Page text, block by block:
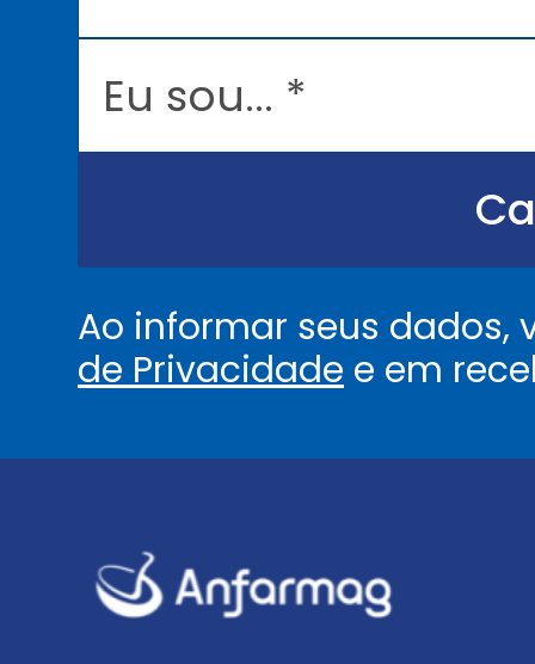
lE
.
Ao informar seus
de Privacidade e em